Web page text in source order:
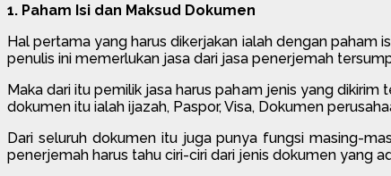
1. Paham Isi dan Maksud Dokumen
Hal pertama yang harus dikerjakan ialah dengan paham
penulis ini memerlukan jasa dari jasa penerjemah
Maka dari itu pemilik jasa harus paham jenis yang
dokumen itu ialah ijazah, Paspor, Visa, Dokumen
Dari seluruh dokumen itu juga punya fungsi masing-
penerjemah harus tahu ciri-ciri dari jenis dokumen yang